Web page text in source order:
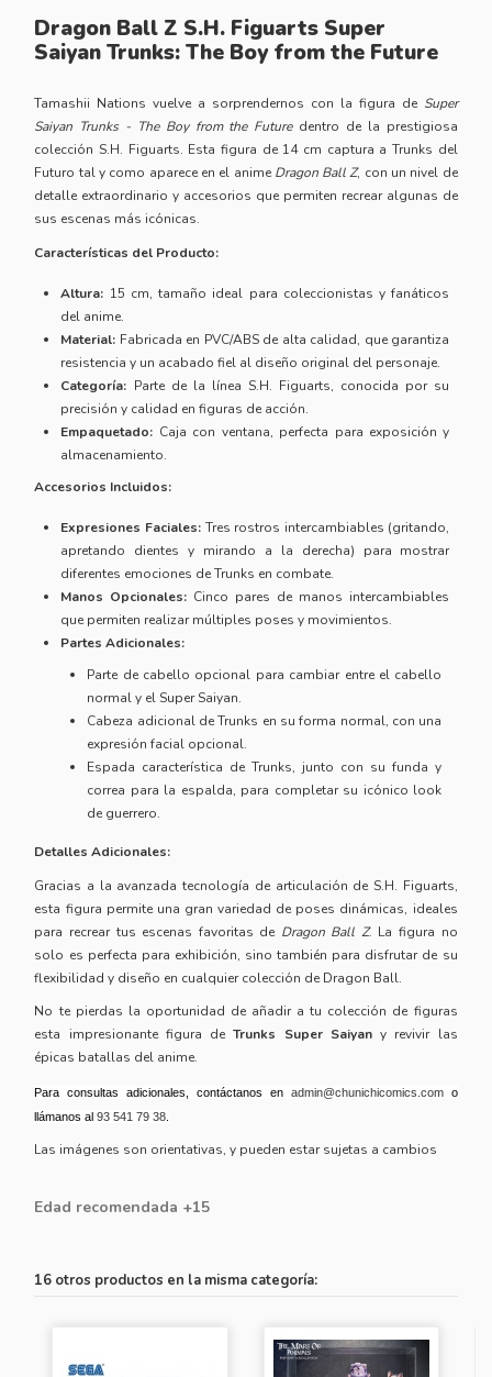
Dragon BallZ S.H. Figuarts Super
Saiyan Trunks: The Boy from the Future
Tamashii Nations vuelve a sorprendernos con la figura de Super
Saiyan Trunks - The Boy from the Futuredentro de la prestigiosa
colección S.H. Figuarts. Esta figura de 14 cm captura a Trunks del
Futuro tal y como aparece en el anime Dragon Ball Z, con un nivel de
detalle extraordinario y accesorios que permiten recrear algunas de
sus escenas más icónicas.
Características del Producto:
Altura: 15 cm, tamaño ideal para coleccionistas y fanáticos
del anime.
Material: Fabricada en PVC/ABS de alta calidad, que garantiza
resistencia y un acabado fiel al diseño original del personaje.
Categoría: Parte de la línea S.H. Figuarts, conocida por su
precisión y calidad en figuras de acción.
Empaquetado: Caja con ventana, perfecta para exposición y
almacenamiento.
Accesorios Incluidos:
Expresiones Faciales: Tres rostros intercambiables (gritando,
apretando dientes y mirando a la derecha) para mostrar
diferentes emociones de Trunks en combate.
Manos Opcionales: Cinco pares de manos intercambiables
que permiten realizar múltiples poses y movimientos.
Partes Adicionales:
Parte de cabello opcional para cambiar entre el cabello
normal y el Super Saiyan.
Cabeza adicional de Trunks en su forma normal, con una
expresión facial opcional.
Espada característica de Trunks, junto con su funda y
correa para la espalda, para completar su icónico look
de guerrero.
Detalles Adicionales:
Gracias a la avanzada tecnología de articulación de S.H. Figuarts,
esta figura permite una gran variedad de poses dinámicas, ideales
para recrear tus escenas favoritas de Dragon Ball Z. La figura no
solo es perfecta para exhibición, sino también para disfrutar de su
flexibilidad y diseño en cualquier colección de Dragon Ball.
No te pierdas la oportunidad de añadir a tu colección de figuras
esta impresionante figura deTrunks Super Saiyany revivir las
épicas batallas del anime.
Para consultas adicionales, contáctanos en admin@chunichicomics.como
llámanos al93 541 79 38
Las imágenes son orientativas, y pueden estar sujetas a cambios
Edad recomendada +15
16 otros productos en la misma categoría: